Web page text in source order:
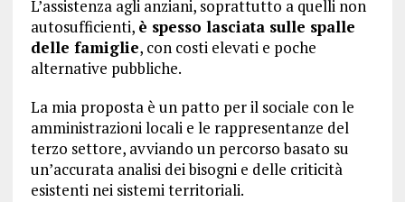
L’assistenza agli anziani, soprattutto a quelli non
autosufficienti, è spesso lasciata sulle spalle
delle famiglie, con costi elevati e poche
alternative pubbliche.
La mia proposta è un patto per il sociale con le
amministrazioni locali e le rappresentanze del
terzo settore, avviando un percorso basato su
un’accurata analisi dei bisogni e delle criticità
esistenti nei sistemi territoriali.